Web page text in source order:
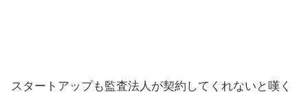
スタートアップも監査法人が契約してくれないと嘆く